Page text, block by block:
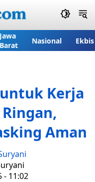
Jawa
Barat
Nasional Ekbis
Kerja
Aman
- 11:02